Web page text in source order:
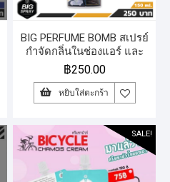
BIG PERFUME BOMB สเปรย์
กำจัดกลิ่นในช่องแอร์ และ
ห้องโดยสารรถยนต์ 150 ml.
฿250.00
หยิบใส่ตะกร้า
SALE!